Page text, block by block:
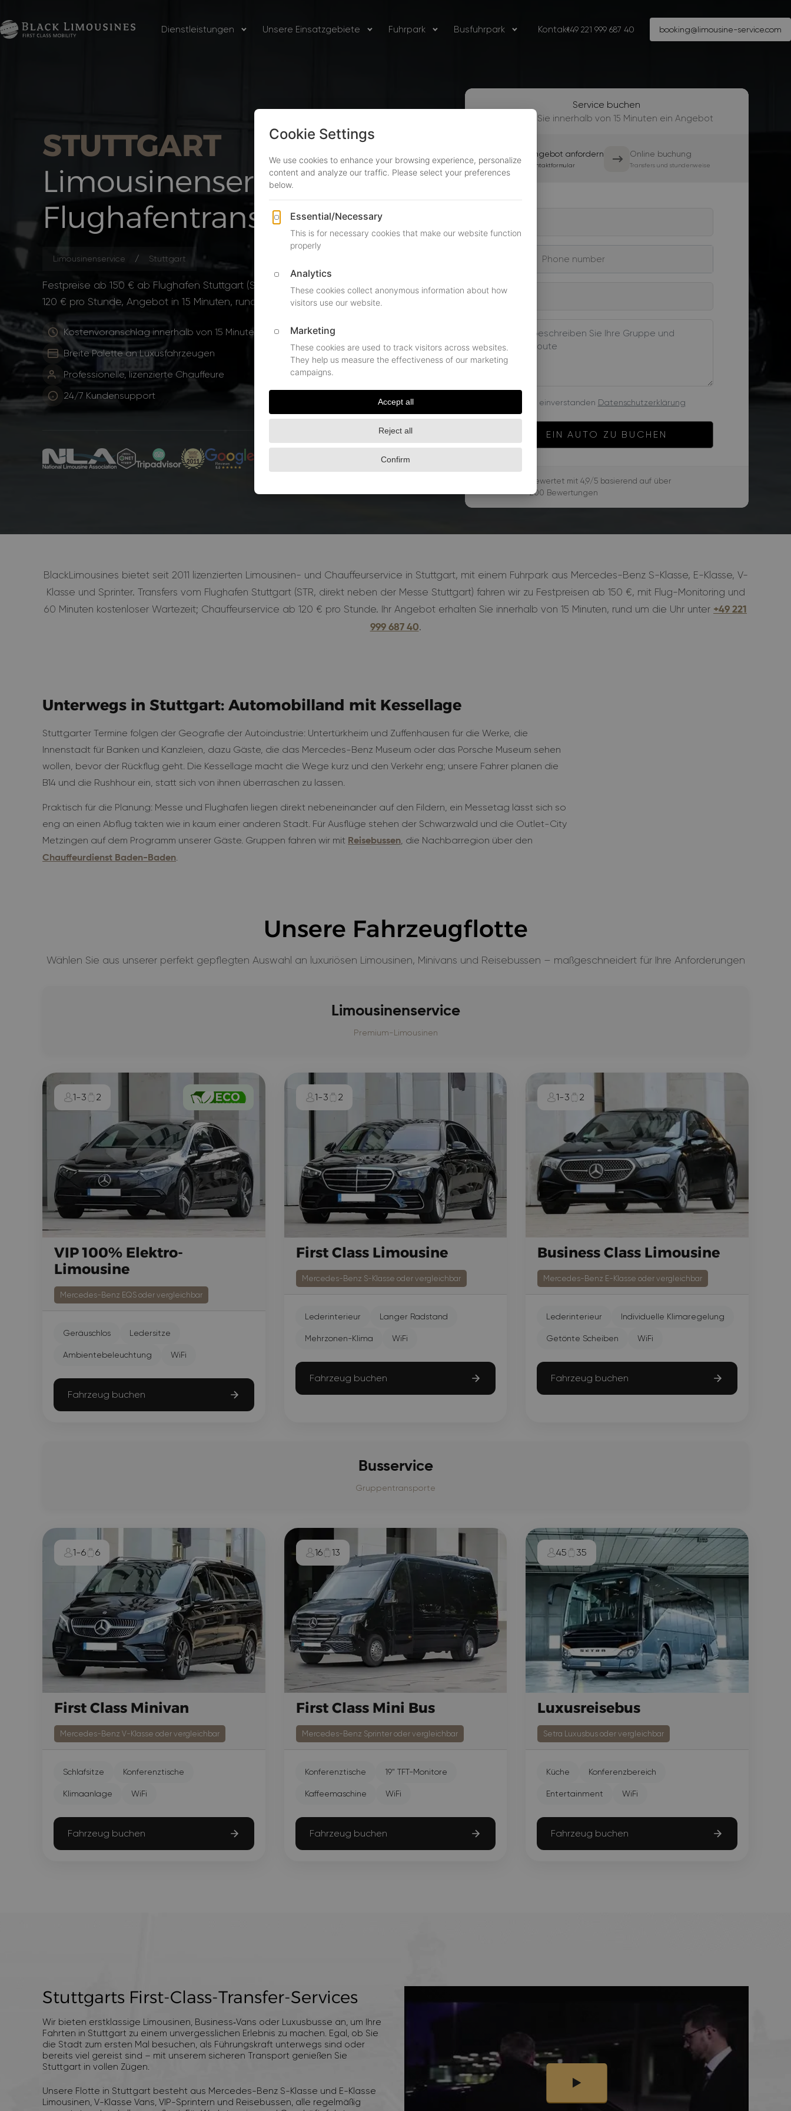
Dienstleistungen Unsere Einsatzgebiete Fuhrpark Busfuhrpark Kontakt+49 221 999 687 40 booking@limousine-service.com
STUTTGART
Limousinenservice &
Flughafentransfers
Limousinenservice Stuttgart
Festpreise ab 150 € ab Flughafen Stuttgart (STR), Chauffeurservice ab
120 € pro Stunde, Angebot in 15 Minuten, rund um die Uhr
Kostenvoranschlag innerhalb von 15 Minuten
Breite Palette an Luxusfahrzeugen
Professionelle, lizenzierte Chauffeure
24/7 Kundensupport
Service buchen
Erhalten Sie innerhalb von 15 Minuten ein Angebot
Angebot anfordern
Kontaktformular
Online buchung
Transfers und stundenweise
ich bin einverstanden Datenschutzerklärung
EIN AUTO ZU BUCHEN
Bewertet mit 4,9/5 basierend auf über
200 Bewertungen
BlackLimousines bietet seit 2011 lizenzierten Limousinen- und Chauffeurservice in Stuttgart, mit einem Fuhrpark aus Mercedes-Benz S-Klasse, E-Klasse, V-
Klasse und Sprinter. Transfers vom Flughafen Stuttgart (STR, direkt neben der Messe Stuttgart) fahren wir zu Festpreisen ab 150 €, mit Flug-Monitoring und
60 Minuten kostenloser Wartezeit; Chauffeurservice ab 120 € pro Stunde. Ihr Angebot erhalten Sie innerhalb von 15 Minuten, rund um die Uhr unter +49 221
999 687 40.
Unterwegs in Stuttgart: Automobilland mit Kessellage
Stuttgarter Termine folgen der Geografie der Autoindustrie: Untertürkheim und Zuffenhausen für die Werke, die
Innenstadt für Banken und Kanzleien, dazu Gäste, die das Mercedes-Benz Museum oder das Porsche Museum sehen
wollen, bevor der Rückflug geht. Die Kessellage macht die Wege kurz und den Verkehr eng; unsere Fahrer planen die
B14 und die Rushhour ein, statt sich von ihnen überraschen zu lassen.
Praktisch für die Planung: Messe und Flughafen liegen direkt nebeneinander auf den Fildern, ein Messetag lässt sich so
eng an einen Abflug takten wie in kaum einer anderen Stadt. Für Ausflüge stehen der Schwarzwald und die Outlet-City
Metzingen auf dem Programm unserer Gäste. Gruppen fahren wir mit Reisebussen, die Nachbarregion über den
Chauffeurdienst Baden-Baden.
Unsere Fahrzeugflotte
Wählen Sie aus unserer perfekt gepflegten Auswahl an luxuriösen Limousinen, Minivans und Reisebussen – maßgeschneidert für Ihre Anforderungen
Limousinenservice
Premium-Limousinen
1-3 2
VIP 100% Elektro-
Limousine
Mercedes-Benz EQS oder vergleichbar
Geräuschlos Ledersitze
Ambientebeleuchtung WiFi
Fahrzeug buchen
1-3 2
First Class Limousine
Mercedes-Benz S-Klasse oder vergleichbar
Lederinterieur Langer Radstand
Mehrzonen-Klima WiFi
Fahrzeug buchen
1-3 2
Business Class Limousine
Mercedes-Benz E-Klasse oder vergleichbar
Lederinterieur Individuelle Klimaregelung
Getönte Scheiben WiFi
Fahrzeug buchen
Busservice
Gruppentransporte
1-6 6
First Class Minivan
Mercedes-Benz V-Klasse oder vergleichbar
Schlafsitze Konferenztische
Klimaanlage WiFi
Fahrzeug buchen
16 13
First Class Mini Bus
Mercedes-Benz Sprinter oder vergleichbar
Konferenztische 19" TFT-Monitore
Kaffeemaschine WiFi
Fahrzeug buchen
45 35
Luxusreisebus
Setra Luxusbus oder vergleichbar
Küche Konferenzbereich
Entertainment WiFi
Fahrzeug buchen
Stuttgarts First‑Class‑Transfer‑Services
Wir bieten erstklassige Limousinen, Business‑Vans oder Luxusbusse an, um Ihre
Fahrten in Stuttgart zu einem unvergesslichen Erlebnis zu machen. Egal, ob Sie
die Stadt zum ersten Mal besuchen, als Führungskraft unterwegs sind oder
bereits viel gereist sind – mit unserem sicheren Transport genießen Sie
Stuttgart in vollen Zügen.
Unsere Flotte in Stuttgart besteht aus Mercedes-Benz S-Klasse und E-Klasse
Limousinen, V-Klasse Vans, VIP-Sprintern und Reisebussen, alle regelmäßig